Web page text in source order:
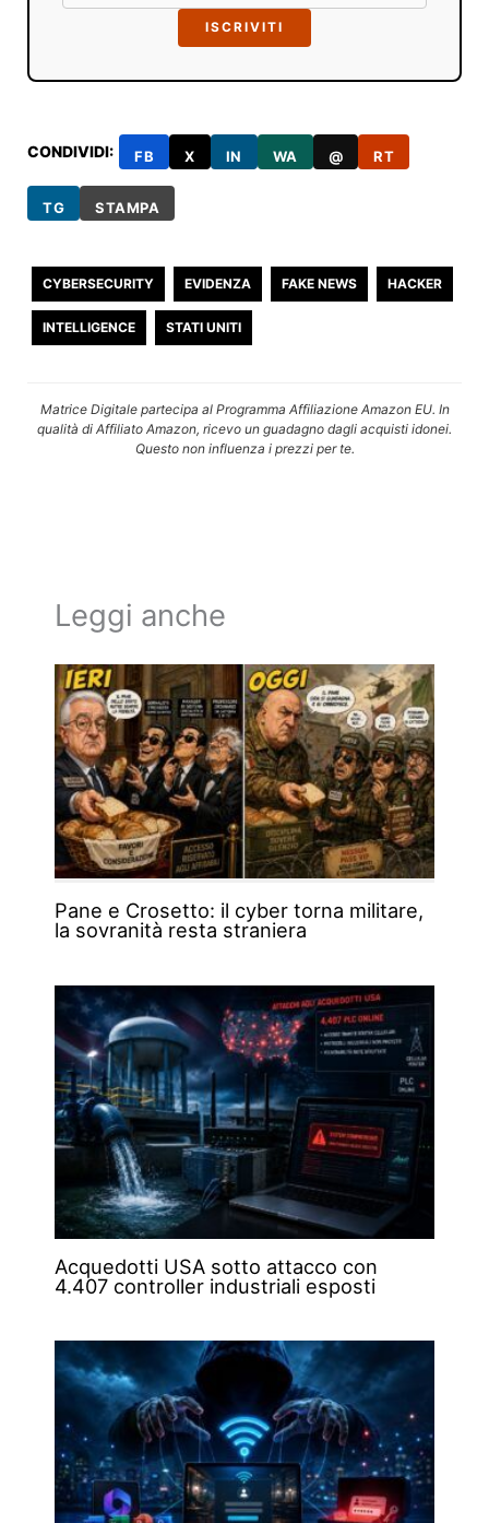
ISCRIVITI
CONDIVIDI: FB X IN WA @ RT
TG STAMPA
CYBERSECURITY EVIDENZA FAKE NEWS HACKER
INTELLIGENCE STATI UNITI
Matrice Digitale partecipa al Programma Affiliazione Amazon EU. In
qualità di Affiliato Amazon, ricevo un guadagno dagli acquisti idonei.
Questo non influenza i prezzi per te.
Leggi anche
Pane e Crosetto: il cyber torna militare,
la sovranità resta straniera
Acquedotti USA sotto attacco con
4.407 controller industriali esposti